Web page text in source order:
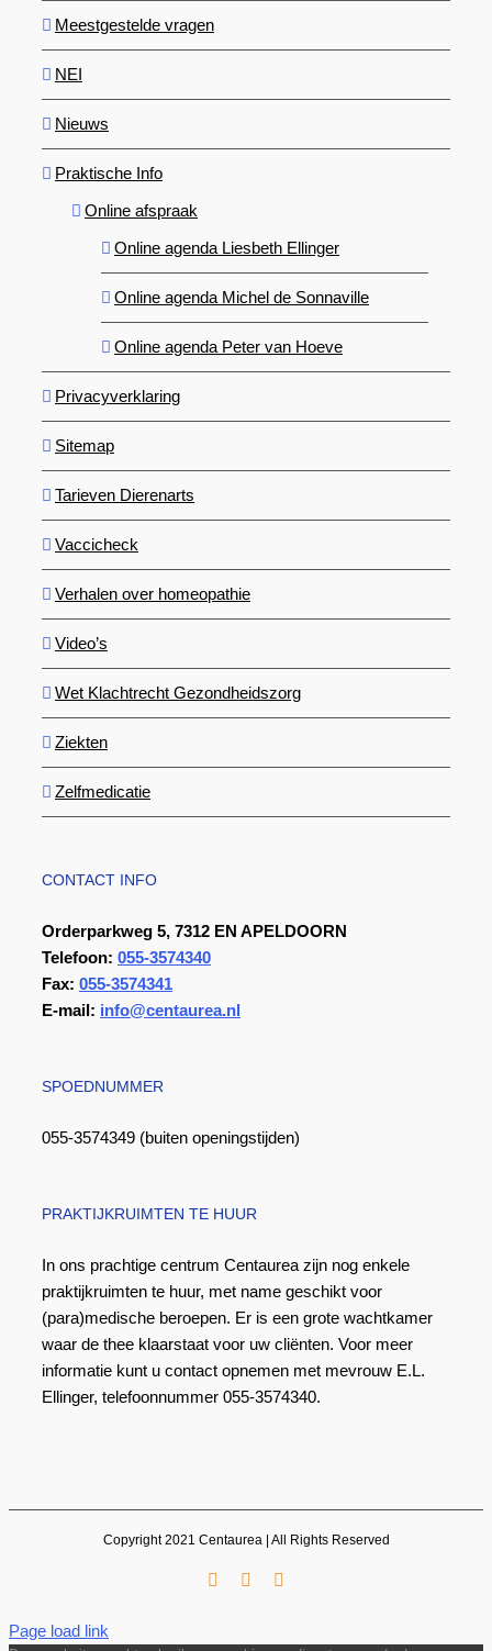
Meestgestelde vragen
NEI
Nieuws
Praktische Info
Online afspraak
Online agenda Liesbeth Ellinger
Online agenda Michel de Sonnaville
Online agenda Peter van Hoeve
Privacyverklaring
Sitemap
Tarieven Dierenarts
Vaccicheck
Verhalen over homeopathie
Video’s
Wet Klachtrecht Gezondheidszorg
Ziekten
Zelfmedicatie
CONTACT INFO
Orderparkweg 5, 7312 EN APELDOORN
Telefoon: 055-3574340
Fax: 055-3574341
E-mail: info@centaurea.nl
SPOEDNUMMER
055-3574349 (buiten openingstijden)
PRAKTIJKRUIMTEN TE HUUR
In ons prachtige centrum Centaurea zijn nog enkele
praktijkruimten te huur, met name geschikt voor
(para)medische beroepen. Er is een grote wachtkamer
waar de thee klaarstaat voor uw cliënten. Voor meer
informatie kunt u contact opnemen met mevrouw E.L.
Ellinger, telefoonnummer 055-3574340.
Copyright 2021 Centaurea | All Rights Reserved
FacebookLinkedIn
Page load link